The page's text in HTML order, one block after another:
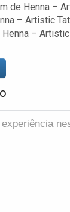
de Henna –
– Artistic
–